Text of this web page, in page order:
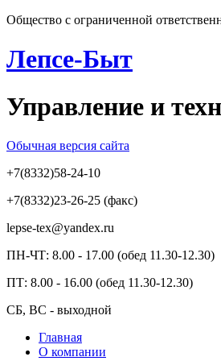
Общество с ограниченной
Лепсе-Быт
Управление и
Обычная версия сайта
+7(8332)58-24-10
+7(8332)23-26-25 (факс)
lepse-tex@yandex.ru
ПН-ЧТ: 8.00 - 17.00 (обед 11.30-12.30)
ПТ: 8.00 - 16.00 (обед 11.30-12.30)
СБ, ВС - выходной
Главная
О компании